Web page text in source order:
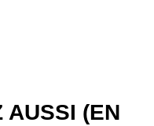
AUSSI (EN